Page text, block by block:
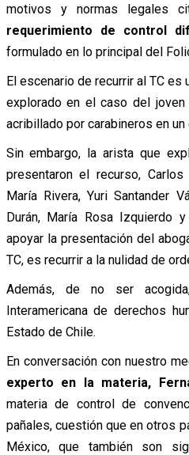
motivos y normas legales
requerimiento de control
formulado en lo principal del
El escenario de recurrir al TC es
explorado en el caso del joven
acribillado por carabineros en
Sin embargo, la arista que
presentaron el recurso, Carlos
María Rivera, Yuri Santander
Durán, María Rosa Izquierdo
apoyar la presentación del
TC, es recurrir a la nulidad de
Además, de no ser
Interamericana de derechos
Estado de Chile.
En conversación con nuestro
experto en la materia,
materia de control de
pañales, cuestión que en otros
México, que también son